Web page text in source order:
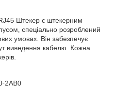
Штекер є штекерним
спеціально розроблений
умовах. Він забезпечує
виведення кабелю. Кожна
2AB0